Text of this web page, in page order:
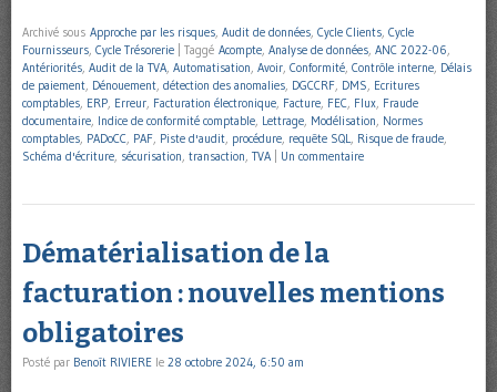
Archivé sous Approche par les risques, Audit de données, Cycle Clients, Cycle
Fournisseurs, Cycle Trésorerie Taggé Acompte, Analyse de données, ANC 2022-06,
Antériorités, Audit de la TVA, Automatisation, Avoir, Conformité, Contrôle interne, Délais
de paiement, Dénouement, détection des anomalies, DGCCRF, DMS, Ecritures
comptables, ERP, Erreur, Facturation électronique, Facture, FEC, Flux, Fraude
documentaire, Indice de conformité comptable, Lettrage, Modélisation, Normes
comptables, PADoCC, PAF, Piste d'audit, procédure, requête SQL, Risque de fraude,
Schéma d'écriture, sécurisation, transaction, TVA Un commentaire
Dématérialisation de la
facturation : nouvelles mentions
obligatoires
Posté par Benoît RIVIERE le 28 octobre 2024, 6:50 am